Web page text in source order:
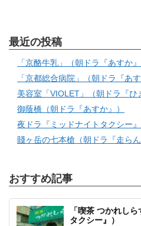
最近の投稿
「京酪牛乳」（朝ドラ『あすか』
「京都総合病院」（朝ドラ『あす
美容室「VIOLET」（朝ドラ『ひ
御蔭橋（朝ドラ『あすか』）
夜ドラ『ミッドナイトタクシー
賤ヶ岳の七本槍（朝ドラ『走らん
おすすめ記事
「喫茶 つかれし
タクシー』）